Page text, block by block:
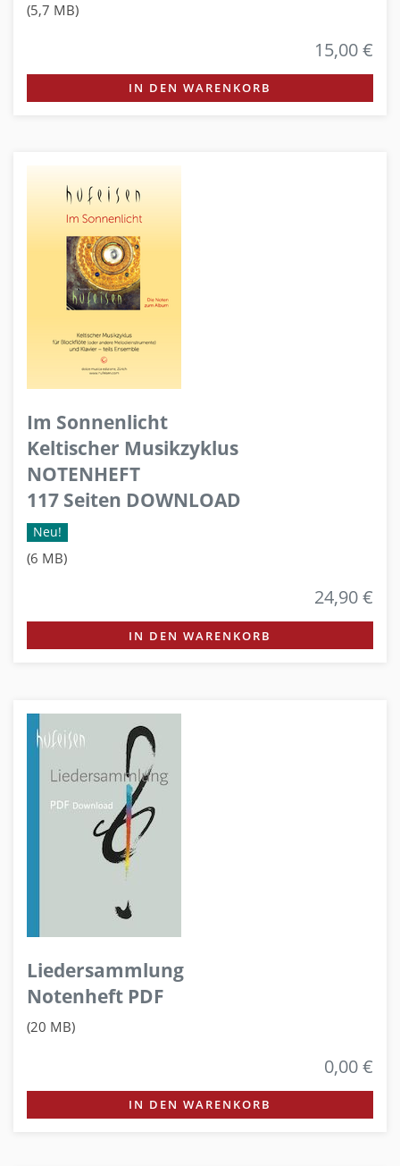
(5,7 MB)
15,00 €
IN DEN WARENKORB
Im Sonnenlicht
Keltischer Musikzyklus
NOTENHEFT
117 Seiten DOWNLOAD
Neu!
(6 MB)
24,90 €
IN DEN WARENKORB
Liedersammlung
Notenheft PDF
(20 MB)
0,00 €
IN DEN WARENKORB